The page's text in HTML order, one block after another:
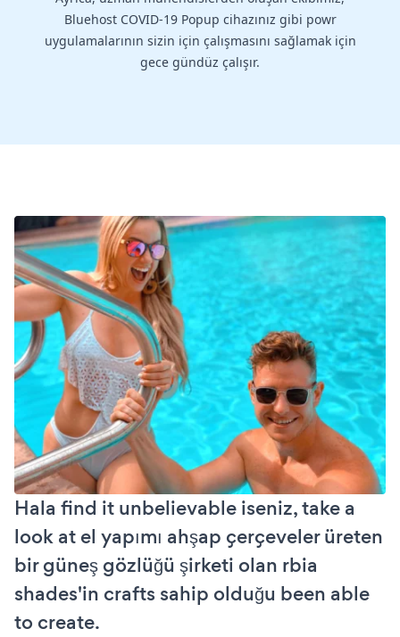
Bluehost COVID-19 Popup cihazınız gibi powr
uygulamalarının sizin için çalışmasını sağlamak için
gece gündüz çalışır.
Hala find it unbelievable iseniz, take a
look at el yapımı ahşap çerçeveler üreten
bir güneş gözlüğü şirketi olan rbia
shades'in crafts sahip olduğu been able
to create.